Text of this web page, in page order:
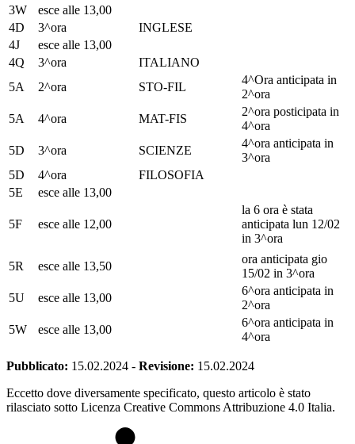
3W
esce alle 13,00
4D
3^ora
INGLESE
4J
esce alle 13,00
4Q
3^ora
ITALIANO
5A
2^ora STO-FIL
4^Ora anticipata in
2^ora
5A
4^ora MAT-FIS
2^ora posticipata in
4^ora
5D
3^ora SCIENZE
4^ora anticipata in
3^ora
5D
4^ora
FILOSOFIA
5E
esce alle 13,00
5F esce alle 12,00
la 6 ora è stata
anticipata lun 12/02
in 3^ora
5R esce alle 13,50
ora anticipata gio
15/02 in 3^ora
5U
esce alle 13,00
6^ora anticipata in
2^ora
5W
esce alle 13,00
6^ora anticipata in
4^ora
Pubblicato: 15.02.2024 - Revisione: 15.02.2024
Eccetto dove diversamente specificato, questo articolo è stato
rilasciato sotto Licenza Creative Commons Attribuzione 4.0 Italia.